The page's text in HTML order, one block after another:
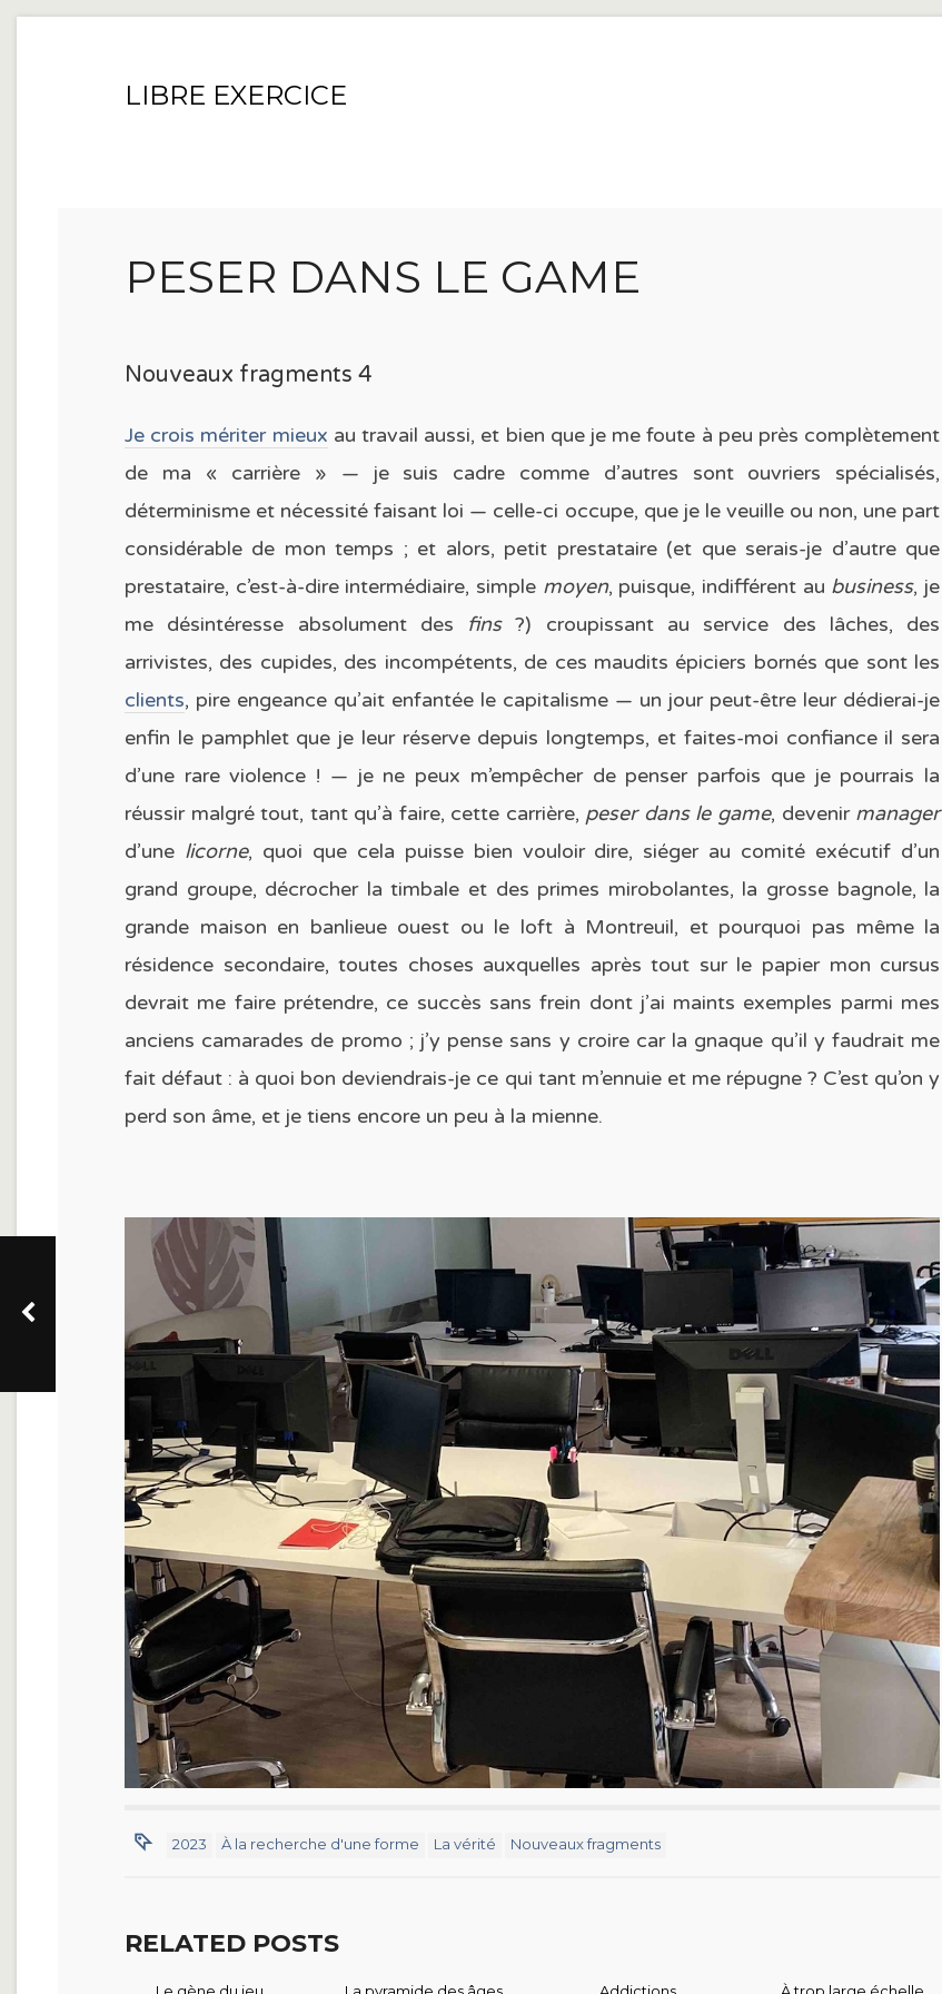
LIBRE EXERCICE
PESER DANS LE GAME
Nouveaux fragments 4
Je crois mériter mieux au travail aussi, et bien que je me foute à peu près complètement
de ma « carrière » — je suis cadre comme d’autres sont ouvriers spécialisés,
déterminisme et nécessité faisant loi — celle-ci occupe, que je le veuille ou non, une part
considérable de mon temps ; et alors, petit prestataire (et que serais-je d’autre que
prestataire, c’est-à-dire intermédiaire, simple moyen, puisque, indifférent au business, je
me désintéresse absolument des fins?) croupissant au service des lâches, des
arrivistes, des cupides, des incompétents, de ces maudits épiciers bornés que sont les
clients, pire engeance qu’ait enfantée le capitalisme — un jour peut-être leur dédierai-je
enfin le pamphlet que je leur réserve depuis longtemps, et faites-moi confiance il sera
d’une rare violence ! — je ne peux m’empêcher de penser parfois que je pourrais la
réussir malgré tout, tant qu’à faire, cette carrière, peser dans le game, devenir manager
d’une licorne, quoi que cela puisse bien vouloir dire, siéger au comité exécutif d’un
grand groupe, décrocher la timbale et des primes mirobolantes, la grosse bagnole, la
grande maison en banlieue ouest ou le loft à Montreuil, et pourquoi pas même la
résidence secondaire, toutes choses auxquelles après tout sur le papier mon cursus
devrait me faire prétendre, ce succès sans frein dont j’ai maints exemples parmi mes
anciens camarades de promo ; j’y pense sans y croire car la gnaque qu’il y faudrait me
fait défaut : à quoi bon deviendrais-je ce qui tant m’ennuie et me répugne ? C’est qu’on y
perd son âme, et je tiens encore un peu à la mienne.
2023 À la recherche d'une forme La vérité Nouveaux fragments
RELATED POSTS